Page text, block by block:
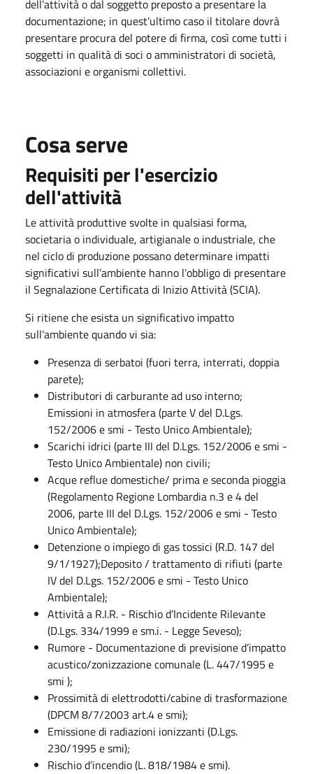
dell’attività o dal soggetto preposto a presentare la
documentazione; in quest’ultimo caso il titolare dovrà
presentare procura del potere di firma, così come tutti i
soggetti in qualità di soci o amministratori di società,
associazioni e organismi collettivi.
Cosa serve
Requisiti per l'esercizio
dell'attività
Le attività produttive svolte in qualsiasi forma,
societaria o individuale, artigianale o industriale, che
nel ciclo di produzione possano determinare impatti
significativi sull’ambiente hanno l’obbligo di presentare
il Segnalazione Certificata di Inizio Attività (SCIA).
Si ritiene che esista un significativo impatto
sull’ambiente quando vi sia:
Presenza di serbatoi (fuori terra, interrati, doppia
parete);
Distributori di carburante ad uso interno;
Emissioni in atmosfera (parte V del D.Lgs.
152/2006 e smi - Testo Unico Ambientale);
Scarichi idrici (parte III del D.Lgs. 152/2006 e smi -
Testo Unico Ambientale) non civili;
Acque reflue domestiche/ prima e seconda pioggia
(Regolamento Regione Lombardia n.3 e 4 del
2006, parte III del D.Lgs. 152/2006 e smi - Testo
Unico Ambientale);
Detenzione o impiego di gas tossici (R.D. 147 del
9/1/1927);Deposito / trattamento di rifiuti (parte
IV del D.Lgs. 152/2006 e smi - Testo Unico
Ambientale);
Attività a R.I.R. - Rischio d’Incidente Rilevante
(D.Lgs. 334/1999 e sm.i. - Legge Seveso);
Rumore - Documentazione di previsione d’impatto
acustico/zonizzazione comunale (L. 447/1995 e
smi );
Prossimità di elettrodotti/cabine di trasformazione
(DPCM 8/7/2003 art.4 e smi);
Emissione di radiazioni ionizzanti (D.Lgs.
230/1995 e smi);
Rischio d’incendio (L. 818/1984 e smi).